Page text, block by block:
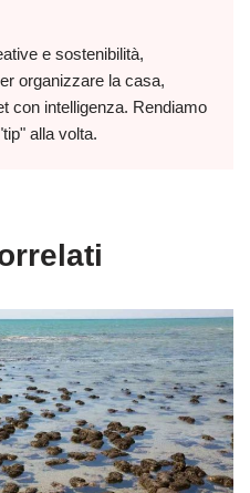
e sostenibilità,
organizzare la casa,
con intelligenza. Rendiamo
alla volta.